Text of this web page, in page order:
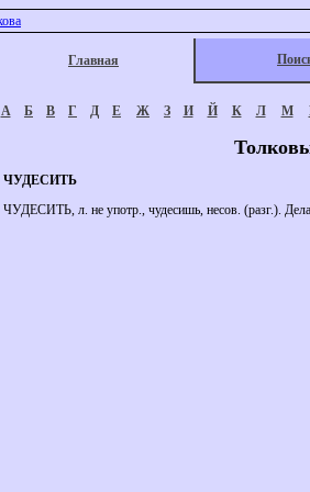
Главная
А Б В Г Д Е Ж З И Й К Л М
ЧУДЕСИТЬ
ЧУДЕСИТЬ, л. не употр., чудесишь, несов. (разг.).